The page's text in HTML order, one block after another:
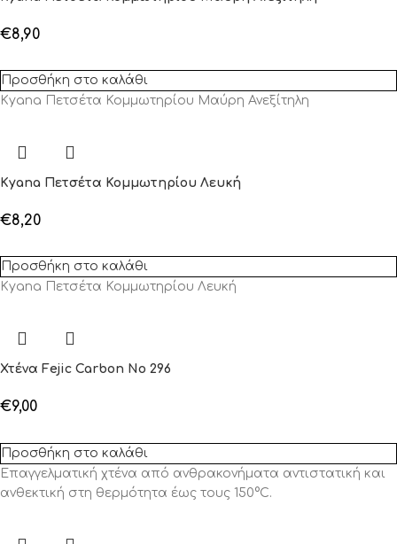
€8,90
Προσθήκη στο καλάθι
Kyana Πετσέτα Κομμωτηρίου Μαύρη Ανεξίτηλη
Kyana Πετσέτα Κομμωτηρίου Λευκή
€8,20
Προσθήκη στο καλάθι
Kyana Πετσέτα Κομμωτηρίου Λευκή
Χτένα Fejic Carbon No 296
€9,00
Προσθήκη στο καλάθι
Επαγγελματική χτένα από ανθρακονήματα αντιστατική και
ανθεκτική στη θερμότητα έως τους 150°C.